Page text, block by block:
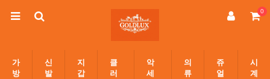
0
가
방
신
발
지
갑
클
러
악
세
의
류
쥬
얼
시
계